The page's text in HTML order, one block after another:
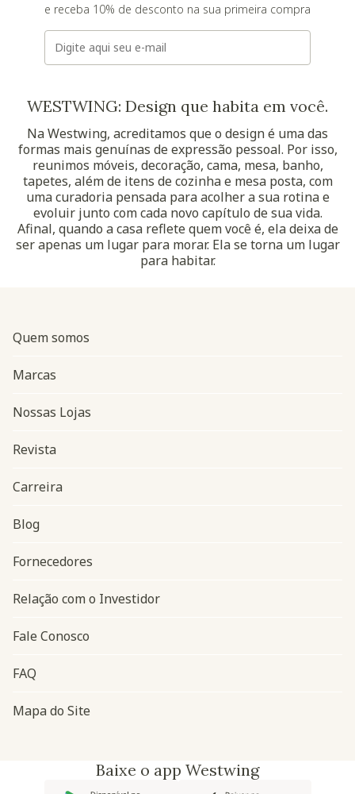
e receba 10% de desconto na sua primeira compra
E-mail
WESTWING: Design que habita em você.
Na Westwing, acreditamos que o design é uma das
formas mais genuínas de expressão pessoal. Por isso,
reunimos móveis, decoração, cama, mesa, banho,
tapetes, além de itens de cozinha e mesa posta, com
uma curadoria pensada para acolher a sua rotina e
evoluir junto com cada novo capítulo de sua vida.
Afinal, quando a casa reflete quem você é, ela deixa de
ser apenas um lugar para morar. Ela se torna um lugar
para habitar.
Navegação do rodapé
Quem somos
Marcas
Nossas Lojas
Revista
Carreira
Blog
Fornecedores
Relação com o Investidor
Fale Conosco
FAQ
Mapa do Site
Baixe o app Westwing